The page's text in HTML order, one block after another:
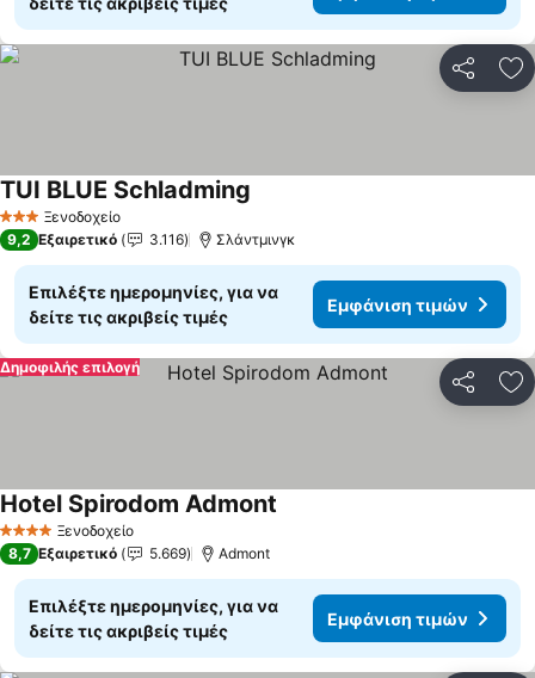
3 ΑστέριαΞενοδοχείο
TUI BLUE Schladming
9,2 Εξαιρετικό 3.116 Σλάντμινγκ
Επιλέξτε ημερομηνίες, για να
δείτε τις ακριβείς τιμές
Εμφάνιση τιμών
Δημοφιλής επιλογή
4 ΑστέριαΞενοδοχείο
Hotel Spirodom Admont
8,7 Εξαιρετικό 5.669 Admont
Επιλέξτε ημερομηνίες, για να
δείτε τις ακριβείς τιμές
Εμφάνιση τιμών